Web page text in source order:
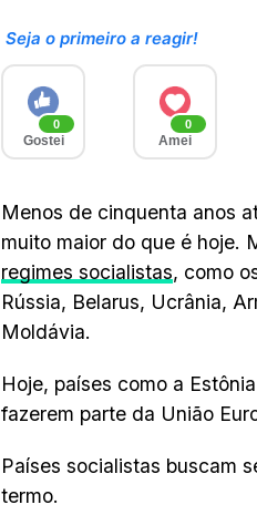
Seja o primeiro a reagir!
0
Gostei
0
Amei
Menos de cinquenta anos
muito maior do que é hoje.
regimes socialistas, como
Rússia, Belarus, Ucrânia,
Moldávia.
Hoje, países como a
fazerem parte da União
Países socialistas buscam
termo.